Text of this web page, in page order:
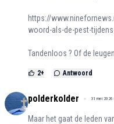
https://
woord-als-de-pest-
Tandenloos ? Of de
2+ Antwoord
polderkolder 31 mei
Maar het gaat de leden